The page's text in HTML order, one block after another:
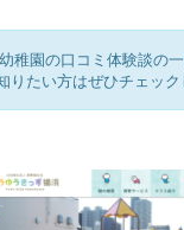
稚園の口コミ体験談の
りたい方はぜひチェック